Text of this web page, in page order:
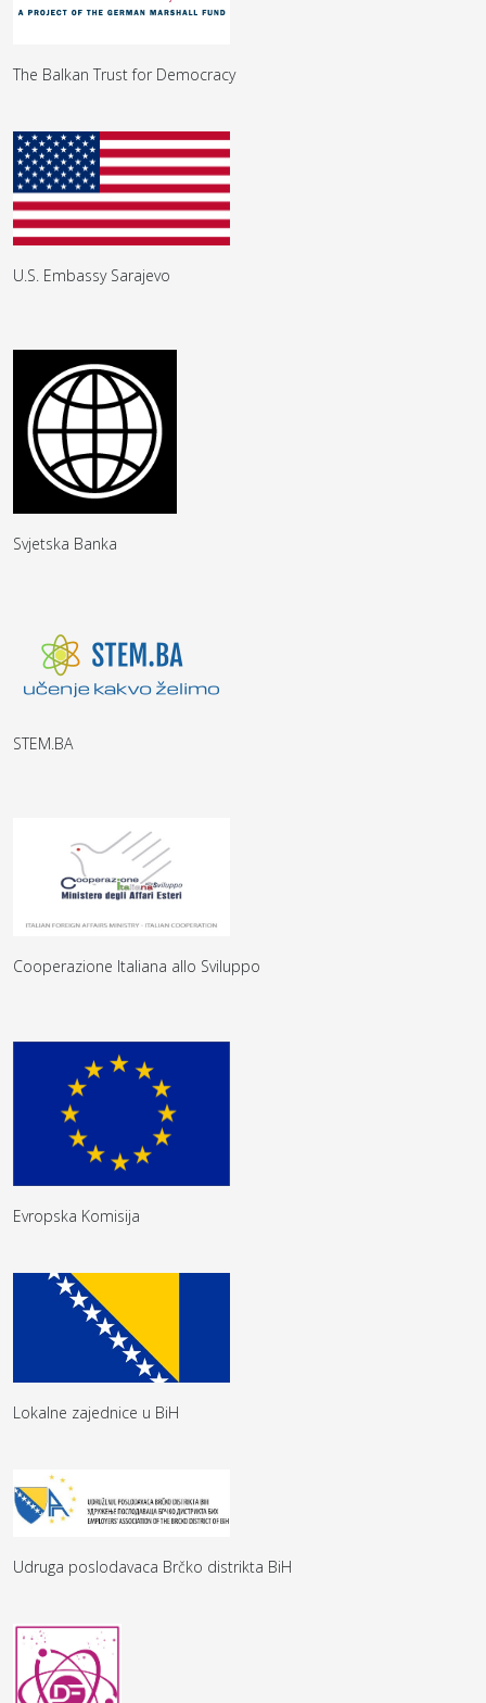
The Balkan Trust for Democracy
U.S. Embassy Sarajevo
Svjetska Banka
STEM.BA
Cooperazione Italiana allo Sviluppo
Evropska Komisija
Lokalne zajednice u BiH
Udruga poslodavaca Brčko distrikta BiH